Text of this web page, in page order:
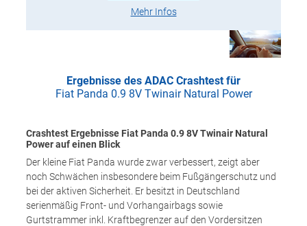
Mehr Infos
Ergebnisse des ADAC Crashtest für
Fiat Panda 0.9 8V Twinair Natural Power
Crashtest Ergebnisse Fiat Panda 0.9 8V Twinair Natural
Power auf einen Blick
Der kleine Fiat Panda wurde zwar verbessert, zeigt aber
noch Schwächen insbesondere beim Fußgängerschutz und
bei der aktiven Sicherheit. Er besitzt in Deutschland
serienmäßig Front- und Vorhangairbags sowie
Gurtstrammer inkl. Kraftbegrenzer auf den Vordersitzen